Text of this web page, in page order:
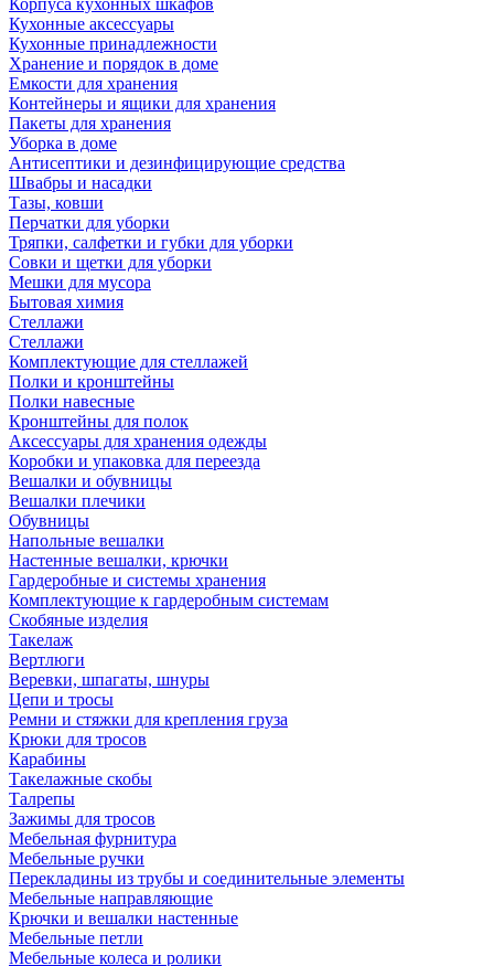
Корпуса кухонных шкафов
Кухонные аксессуары
Кухонные принадлежности
Хранение и порядок в доме
Емкости для хранения
Контейнеры и ящики для хранения
Пакеты для хранения
Уборка в доме
Антисептики и дезинфицирующие средства
Швабры и насадки
Тазы, ковши
Перчатки для уборки
Тряпки, салфетки и губки для уборки
Совки и щетки для уборки
Мешки для мусора
Бытовая химия
Стеллажи
Стеллажи
Комплектующие для стеллажей
Полки и кронштейны
Полки навесные
Кронштейны для полок
Аксессуары для хранения одежды
Коробки и упаковка для переезда
Вешалки и обувницы
Вешалки плечики
Обувницы
Напольные вешалки
Настенные вешалки, крючки
Гардеробные и системы хранения
Комплектующие к гардеробным системам
Скобяные изделия
Такелаж
Вертлюги
Веревки, шпагаты, шнуры
Цепи и тросы
Ремни и стяжки для крепления груза
Крюки для тросов
Карабины
Такелажные скобы
Талрепы
Зажимы для тросов
Мебельная фурнитура
Мебельные ручки
Перекладины из трубы и соединительные элементы
Мебельные направляющие
Крючки и вешалки настенные
Мебельные петли
Мебельные колеса и ролики